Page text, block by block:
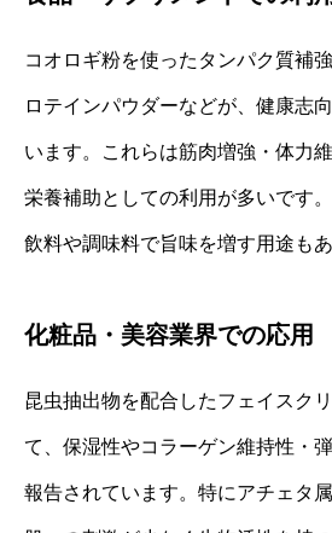
コオロギ粉を使ったタンパク質補
ロテインパウダーなどが、健康志
います。これらは筋肉増強・体力
栄養補助としての利用が多いです
飲料や調味料で旨味を増す用途もあ
化粧品・美容業界での応用
昆虫抽出物を配合したフェイスク
て、保湿性やコラーゲン維持性・
報告されています。特にアチェタ